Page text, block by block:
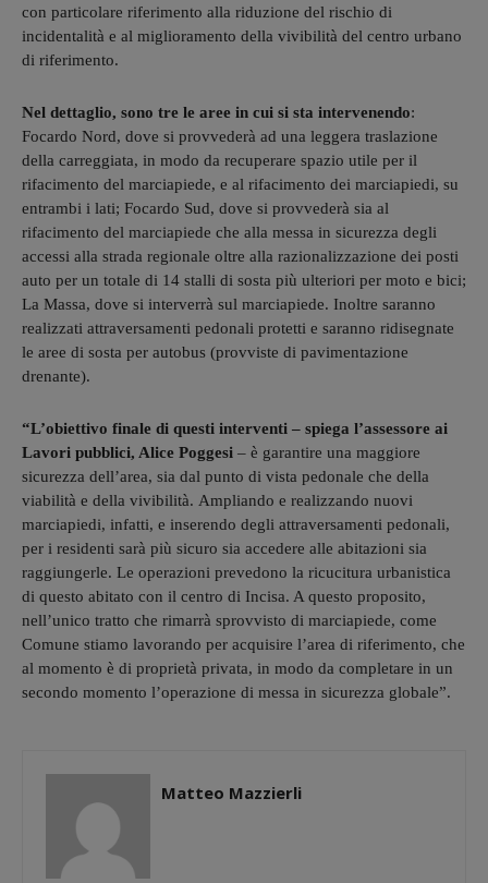
con particolare riferimento alla riduzione del rischio di
incidentalità e al miglioramento della vivibilità del centro urbano
di riferimento.
Nel dettaglio, sono tre le aree in cui si sta intervenendo:
Focardo Nord, dove si provvederà ad una leggera traslazione
della carreggiata, in modo da recuperare spazio utile per il
rifacimento del marciapiede, e al rifacimento dei marciapiedi, su
entrambi i lati; Focardo Sud, dove si provvederà sia al
rifacimento del marciapiede che alla messa in sicurezza degli
accessi alla strada regionale oltre alla razionalizzazione dei posti
auto per un totale di 14 stalli di sosta più ulteriori per moto e bici;
La Massa, dove si interverrà sul marciapiede. Inoltre saranno
realizzati attraversamenti pedonali protetti e saranno ridisegnate
le aree di sosta per autobus (provviste di pavimentazione
drenante).
“L’obiettivo finale di questi interventi – spiega l’assessore ai
Lavori pubblici, Alice Poggesi – è garantire una maggiore
sicurezza dell’area, sia dal punto di vista pedonale che della
viabilità e della vivibilità. Ampliando e realizzando nuovi
marciapiedi, infatti, e inserendo degli attraversamenti pedonali,
per i residenti sarà più sicuro sia accedere alle abitazioni sia
raggiungerle. Le operazioni prevedono la ricucitura urbanistica
di questo abitato con il centro di Incisa. A questo proposito,
nell’unico tratto che rimarrà sprovvisto di marciapiede, come
Comune stiamo lavorando per acquisire l’area di riferimento, che
al momento è di proprietà privata, in modo da completare in un
secondo momento l’operazione di messa in sicurezza globale”.
Matteo Mazzierli